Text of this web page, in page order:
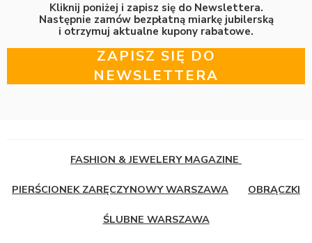
Kliknij poniżej i zapisz się do Newslettera.
Następnie zamów bezpłatną miarkę jubilerską
i otrzymuj aktualne kupony rabatowe.
ZAPISZ SIĘ DO
NEWSLETTERA
FASHION & JEWELERY MAGAZINE
PIERŚCIONEK ZARĘCZYNOWY WARSZAWA OBRĄCZKI
ŚLUBNE WARSZAWA